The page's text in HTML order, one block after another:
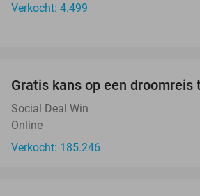
Verkocht: 4.499
Gratis kans op een droomreis
Social Deal Win
Online
Verkocht: 185.246